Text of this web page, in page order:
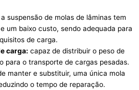
a suspensão de molas de lâminas tem
um baixo custo, sendo adequada para
de carga.
carga: capaz de distribuir o peso de
para o transporte de cargas pesadas.
manter e substituir, uma única mola
o tempo de reparação.